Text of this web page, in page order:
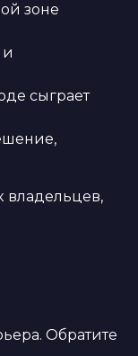
зоне
сыграет
владельцев,
Обратите